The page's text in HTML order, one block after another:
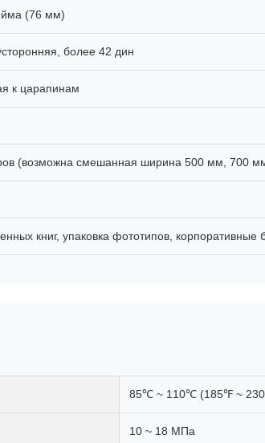
(76 мм)
более 42 дин
к царапинам
(возможна смешанная ширина 500 мм, 700
книг, упаковка фототипов,
85℃ ~ 110℃ (185℉ ~
10 ~ 18 МПа